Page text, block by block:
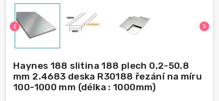
chevron_left chevron_right
Haynes 188 slitina 188 plech 0,2-50,8
mm 2.4683 deska R30188 řezání na míru
100-1000 mm (délka : 1000mm)